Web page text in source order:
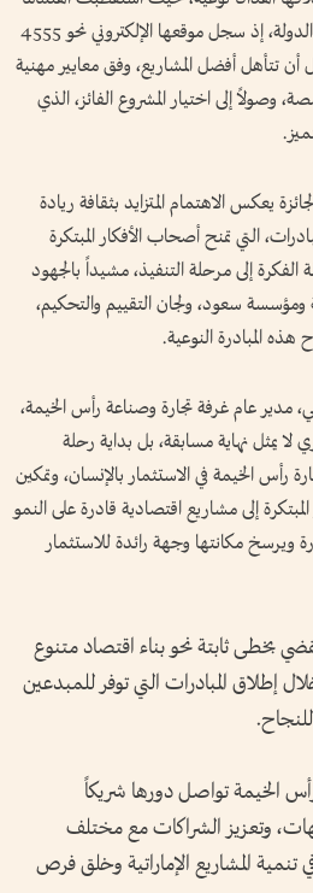
واسعاً من المواطنين على مستوى الدولة، إذ سجل موقعها الإلكتروني نحو 4555
635 مشاركاً، قبل أن تتأهل أفضل المشاريع، وفق معايير مهنية
وصولاً إلى اختيار المشروع الفائز، الذي
يعكس الاهتمام المتزايد بثقافة ريادة
التي تمنح أصحاب الأفكار المبتكرة
إلى مرحلة التنفيذ، مشيداً بالجهود
ومؤسسة سعود، ولجان التقييم والتحكيم،
هذه المبادرة النوعية.
مدير عام غرفة تجارة وصناعة رأس الخيمة،
لا يمثل نهاية مسابقة، بل بداية رحلة
رأس الخيمة في الاستثمار بالإنسان، وتمكين
إلى مشاريع اقتصادية قادرة على النمو
ويرسخ مكانتها وجهة رائدة للاستثمار
بخطى ثابتة نحو بناء اقتصاد متنوع
إطلاق المبادرات التي توفر للمبدعين
الخيمة تواصل دورها شريكاً
وتعزيز الشراكات مع مختلف
تنمية المشاريع الإماراتية وخلق فرص